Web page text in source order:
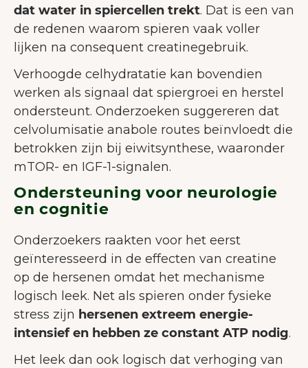
dat water in spiercellen trekt. Dat is een van
de redenen waarom spieren vaak voller
lijken na consequent creatinegebruik.
Verhoogde celhydratatie kan bovendien
werken als signaal dat spiergroei en herstel
ondersteunt. Onderzoeken suggereren dat
celvolumisatie anabole routes beïnvloedt die
betrokken zijn bij eiwitsynthese, waaronder
mTOR- en IGF-1-signalen.
Ondersteuning voor neurologie
en cognitie
Onderzoekers raakten voor het eerst
geïnteresseerd in de effecten van creatine
op de hersenen omdat het mechanisme
logisch leek. Net als spieren onder fysieke
stress zijn hersenen extreem energie-
intensief en hebben ze constant ATP nodig.
Het leek dan ook logisch dat verhoging van
gebruikerservaring te verbeteren.
Meer over cookies
Alleen noodzakelijke
accepteren
Aanpassen